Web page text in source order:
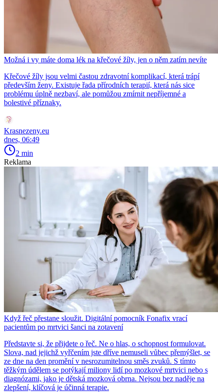
Možná i vy máte doma lék na křečové žíly, jen o něm zatím nevíte
Křečové žíly jsou velmi častou zdravotní komplikací, která trápí
především ženy. Existuje řada přírodních terapií, která nás sice
problému úplně nezbaví, ale pomůžou zmírnit nepříjemné a
bolestivé příznaky.
Krasnezeny.eu
dnes, 06:49
2 min
Reklama
Když řeč přestane sloužit. Digitální pomocník Fonafix vrací
pacientům po mrtvici šanci na zotavení
Představte si, že přijdete o řeč. Ne o hlas, o schopnost formulovat.
Slova, nad jejichž vyřčením jste dříve nemuseli vůbec přemýšlet, se
ze dne na den promění v nesrozumitelnou směs zvuků. S tímto
těžkým údělem se potýkají miliony lidí po mozkové mrtvici nebo s
diagnózami, jako je dětská mozková obrna. Nejsou bez naděje na
zlepšení, klíčová je účinná terapie.